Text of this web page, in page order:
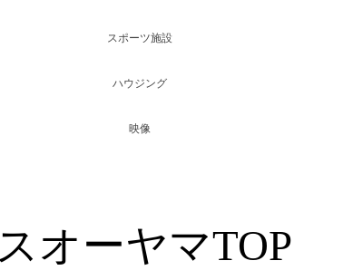
オーヤマTOP
スポーツ施設
ハウジング
映像